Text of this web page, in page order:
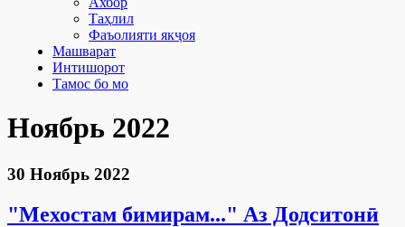
Таҳлил
Фаъолияти якҷоя
Машварат
Интишорот
Тамос бо мо
Ноябрь 2022
30 Ноябрь 2022
"Мехостам бимирам..." Аз Додситонӣ